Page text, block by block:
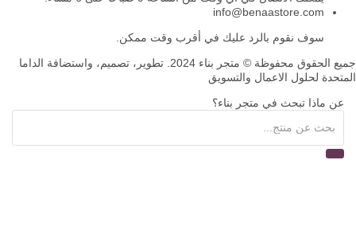
info@benaastore.com
سوف نقوم بالرد عليك في أقرب وقت ممكن.
جميع الحقوق محفوظة © متجر بناء 2024. تطوير، تصميم، واستضافة الداما
المتحدة لحلول الاعمال والتسويق
عن ماذا تبحث في متجر بناء؟